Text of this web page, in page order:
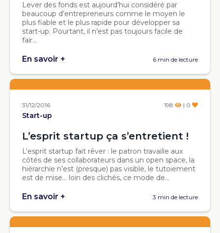
Lever des fonds est aujourd’hui considéré par
beaucoup d’entrepreneurs comme le moyen le
plus fiable et le plus rapide pour développer sa
start-up. Pourtant, il n’est pas toujours facile de
fair...
En savoir + 6 min de lecture
31/12/2016 198 | 0
Start-up
L’esprit startup ça s’entretient !
L’esprit startup fait rêver : le patron travaille aux
côtés de ses collaborateurs dans un open space, la
hiérarchie n’est (presque) pas visible, le tutoiement
est de mise… loin des clichés, ce mode de...
En savoir + 3 min de lecture